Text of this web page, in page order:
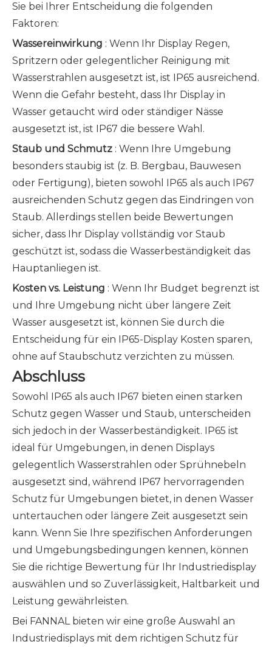
Sie bei Ihrer Entscheidung die folgenden
Faktoren:
Wassereinwirkung : Wenn Ihr Display Regen,
Spritzern oder gelegentlicher Reinigung mit
Wasserstrahlen ausgesetzt ist, ist IP65 ausreichend.
Wenn die Gefahr besteht, dass Ihr Display in
Wasser getaucht wird oder ständiger Nässe
ausgesetzt ist, ist IP67 die bessere Wahl.
Staub und Schmutz : Wenn Ihre Umgebung
besonders staubig ist (z. B. Bergbau, Bauwesen
oder Fertigung), bieten sowohl IP65 als auch IP67
ausreichenden Schutz gegen das Eindringen von
Staub. Allerdings stellen beide Bewertungen
sicher, dass Ihr Display vollständig vor Staub
geschützt ist, sodass die Wasserbeständigkeit das
Hauptanliegen ist.
Kosten vs. Leistung : Wenn Ihr Budget begrenzt ist
und Ihre Umgebung nicht über längere Zeit
Wasser ausgesetzt ist, können Sie durch die
Entscheidung für ein IP65-Display Kosten sparen,
ohne auf Staubschutz verzichten zu müssen.
Abschluss
Sowohl IP65 als auch IP67 bieten einen starken
Schutz gegen Wasser und Staub, unterscheiden
sich jedoch in der Wasserbeständigkeit. IP65 ist
ideal für Umgebungen, in denen Displays
gelegentlich Wasserstrahlen oder Sprühnebeln
ausgesetzt sind, während IP67 hervorragenden
Schutz für Umgebungen bietet, in denen Wasser
untertauchen oder längere Zeit ausgesetzt sein
kann. Wenn Sie Ihre spezifischen Anforderungen
und Umgebungsbedingungen kennen, können
Sie die richtige Bewertung für Ihr Industriedisplay
auswählen und so Zuverlässigkeit, Haltbarkeit und
Leistung gewährleisten.
Bei FANNAL bieten wir eine große Auswahl an
Industriedisplays mit dem richtigen Schutz für